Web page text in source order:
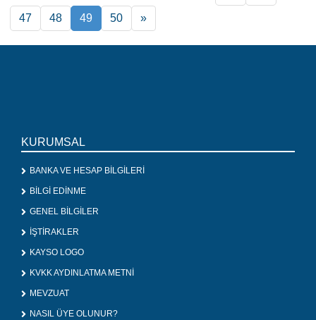
47 48 49 50 »
KURUMSAL
BANKA VE HESAP BİLGİLERİ
BİLGİ EDİNME
GENEL BİLGİLER
İŞTİRAKLER
KAYSO LOGO
KVKK AYDINLATMA METNİ
MEVZUAT
NASIL ÜYE OLUNUR?